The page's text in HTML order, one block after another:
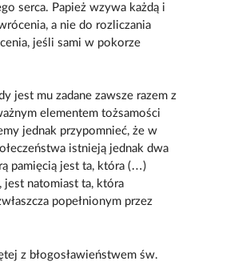
serca. Papież wzywa każdą i
a nie do rozliczania
jeśli sami w pokorze
jest mu zadane zawsze razem z
elementem tożsamości
jednak przypomnieć, że w
istnieją jednak dwa
pamięcią jest ta, która (…)
jest natomiast ta, która
popełnionym przez
z błogosławieństwem św.